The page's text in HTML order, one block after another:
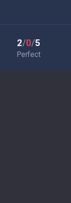
2/0/5
Perfect